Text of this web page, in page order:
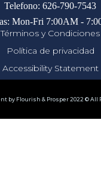
Telefono: 626-790-7543
Mon-Fri 7:00AM -
Términos y Condiciones
Política de privacidad
Accessibility Statement
by Flourish & Prosper 2022 © All